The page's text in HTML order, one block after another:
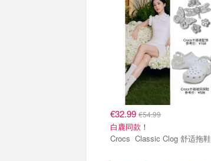
€32.99 €54.99
白鹿同款！
Crocs Classic Clog 舒适拖鞋